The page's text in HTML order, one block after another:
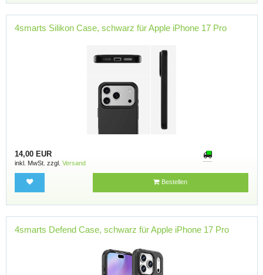
4smarts Silikon Case, schwarz für Apple iPhone 17 Pro
14,00 EUR
inkl. MwSt. zzgl. Versand
Bestellen
4smarts Defend Case, schwarz für Apple iPhone 17 Pro